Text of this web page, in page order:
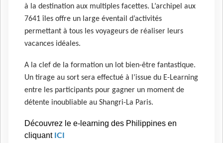
à la destination aux multiples facettes. L’archipel aux
7641 îles offre un large éventail d’activités
permettant à tous les voyageurs de réaliser leurs
vacances idéales.
A la clef de la formation un lot bien-être fantastique.
Un tirage au sort sera effectué à l’issue du E-Learning
entre les participants pour gagner un moment de
détente inoubliable au Shangri-La Paris.
Découvrez le e-learning des Philippines en
cliquant ICI